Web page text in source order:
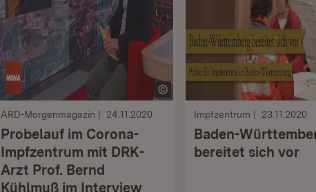
ARD-Morgenmagazin 24.11.2020
Probelauf im Corona-
Impfzentrum mit DRK-
Arzt Prof. Bernd
Kühlmuß im Interview
Impfzentrum 23.11.2020
Baden-
bereitet sich vor